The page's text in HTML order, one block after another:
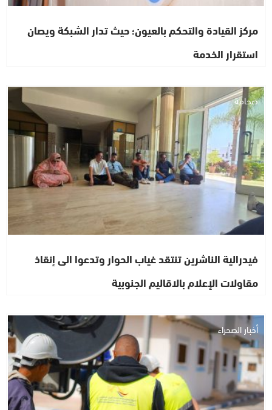
مركز القيادة والتحكم بالعيون؛ حيث تدار الشبكة ويصان
استقرار الخدمة
صحافة
فيدرالية الناشرين تنتقد غياب الحوار وتدعوا الى إنقاذ
مقاولات الإعلام بالاقاليم الجنوبية
أخبار الصحراء